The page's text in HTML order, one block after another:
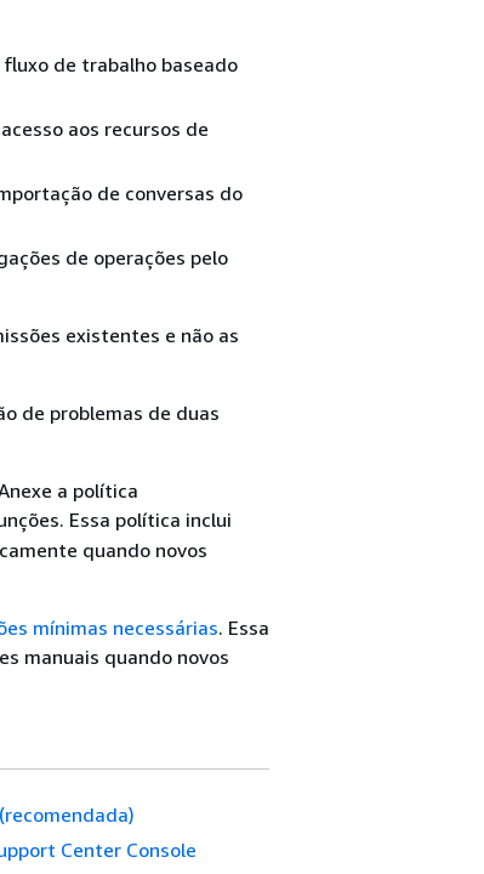
de trabalho baseado
aos recursos de
de conversas do
de operações pelo
existentes e não as
de problemas de duas
a política
Essa política inclui
quando novos
mínimas necessárias. Essa
manuais quando novos
Center Console